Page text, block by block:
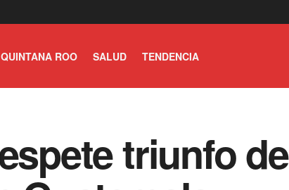
QUINTANA ROO SALUD TENDENCIA
triunfo de